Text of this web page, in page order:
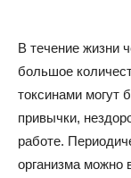
В течение жизни
большое
токсинами могут
привычки,
работе.
организма можно